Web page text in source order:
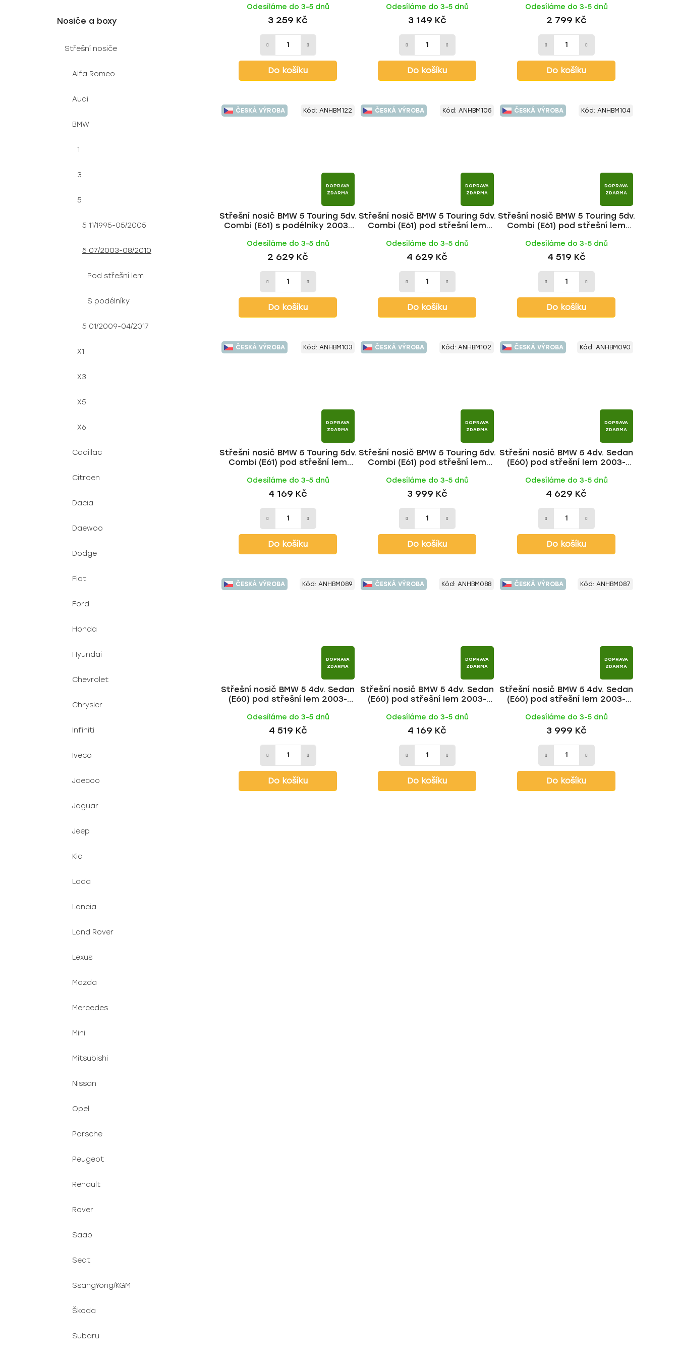
Nosiče a boxy
Střešní nosiče
Alfa Romeo
Audi
BMW
1
3
5
5 11/1995-05/2005
5 07/2003-08/2010
Pod střešní lem
S podélníky
5 01/2009-04/2017
X1
X3
X5
X6
Cadillac
Citroen
Dacia
Daewoo
Dodge
Fiat
Ford
Honda
Hyundai
Chevrolet
Chrysler
Infiniti
Iveco
Jaecoo
Jaguar
Jeep
Kia
Lada
Lancia
Land Rover
Lexus
Mazda
Mercedes
Mini
Mitsubishi
Nissan
Opel
Porsche
Peugeot
Renault
Rover
Saab
Seat
SsangYong/KGM
Škoda
Subaru
Odesíláme do 3-5 dnů
3 259 Kč
Do košíku
Odesíláme do 3-5 dnů
3 149 Kč
Do košíku
Odesíláme do 3-5 dnů
2 799 Kč
Do košíku
ČESKÁ VÝROBA
DOPRAVA
ZDARMA
Střešní nosič BMW 5 Touring 5dv.
Combi (E61) s podélníky 2003-
Odesíláme do 3-5 dnů
2 629 Kč
Do košíku
Kód: ANHBM122 ČESKÁ VÝROBA
DOPRAVA
ZDARMA
Střešní nosič BMW 5 Touring 5dv.
Combi (E61) pod střešní lem
HAKR
Odesíláme do 3-5 dnů
4 629 Kč
Do košíku
Kód: ANHBM105 ČESKÁ VÝROBA
DOPRAVA
ZDARMA
Střešní nosič BMW 5 Touring 5dv.
Combi (E61) pod střešní lem
Odesíláme do 3-5 dnů
4 519 Kč
Do košíku
Kód: ANHBM104
ČESKÁ VÝROBA
DOPRAVA
ZDARMA
Střešní nosič BMW 5 Touring 5dv.
Combi (E61) pod střešní lem
HAKR
Odesíláme do 3-5 dnů
4 169 Kč
Do košíku
Kód: ANHBM103 ČESKÁ VÝROBA
DOPRAVA
ZDARMA
Střešní nosič BMW 5 Touring 5dv.
Combi (E61) pod střešní lem
Odesíláme do 3-5 dnů
3 999 Kč
Do košíku
Kód: ANHBM102 ČESKÁ VÝROBA
DOPRAVA
ZDARMA
Střešní nosič BMW 5 4dv. Sedan
(E60) pod střešní lem 2003-
Odesíláme do 3-5 dnů
4 629 Kč
Do košíku
Kód: ANHBM090
ČESKÁ VÝROBA
DOPRAVA
ZDARMA
Střešní nosič BMW 5 4dv. Sedan
(E60) pod střešní lem 2003-
Odesíláme do 3-5 dnů
4 519 Kč
Do košíku
Kód: ANHBM089 ČESKÁ VÝROBA
DOPRAVA
ZDARMA
Střešní nosič BMW 5 4dv. Sedan
(E60) pod střešní lem 2003-
Odesíláme do 3-5 dnů
4 169 Kč
Do košíku
Kód: ANHBM088 ČESKÁ VÝROBA
DOPRAVA
ZDARMA
Střešní nosič BMW 5 4dv. Sedan
(E60) pod střešní lem 2003-
Odesíláme do 3-5 dnů
3 999 Kč
Do košíku
Kód: ANHBM087